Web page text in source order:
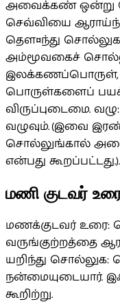
அவைக்கண் ஒன்று
செவ்வியை
தௌ¤ந்து
அம்மூவகைச்
இலக்கணப்பொருள்,
பொருள்களைப்
விருப்புடைமை.
வழுவும். (இவை
சொல்லுங்கால்
என்பது கூறப்பட்டது.).
மணி குடவர்
மணக்குடவர்
வருங்குற்றத்தை
யறிந்து சொல்லுக:
நன்மையுடையார்.
கூறிற்று.